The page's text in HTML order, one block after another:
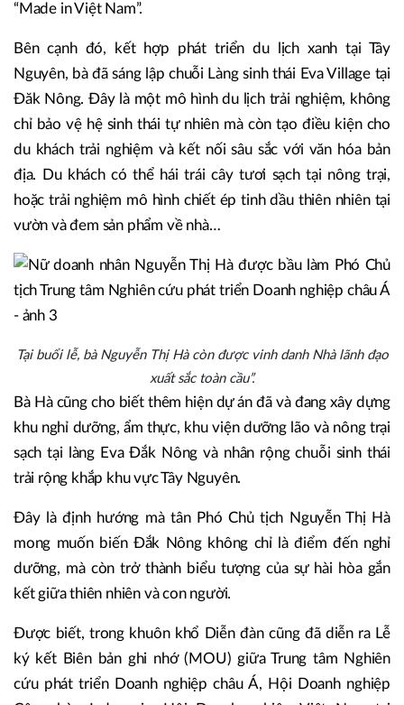
“Made in Việt Nam”.
Bên cạnh đó, kết hợp phát triển du lịch xanh tại Tây
Nguyên, bà đã sáng lập chuỗi Làng sinh thái Eva Village tại
Đăk Nông. Đây là một mô hình du lịch trải nghiệm, không
chỉ bảo vệ hệ sinh thái tự nhiên mà còn tạo điều kiện cho
du khách trải nghiệm và kết nối sâu sắc với văn hóa bản
địa. Du khách có thể hái trái cây tươi sạch tại nông trại,
hoặc trải nghiệm mô hình chiết ép tinh dầu thiên nhiên tại
vườn và đem sản phẩm về nhà…
Tại buổi lễ, bà Nguyễn Thị Hà còn được vinh danh Nhà lãnh đạo
xuất sắc toàn cầu”.
Bà Hà cũng cho biết thêm hiện dự án đã và đang xây dựng
khu nghỉ dưỡng, ẩm thực, khu viện dưỡng lão và nông trại
sạch tại làng Eva Đắk Nông và nhân rộng chuỗi sinh thái
trải rộng khắp khu vực Tây Nguyên.
Đây là định hướng mà tân Phó Chủ tịch Nguyễn Thị Hà
mong muốn biến Đắk Nông không chỉ là điểm đến nghỉ
dưỡng, mà còn trở thành biểu tượng của sự hài hòa gắn
kết giữa thiên nhiên và con người.
Được biết, trong khuôn khổ Diễn đàn cũng đã diễn ra Lễ
ký kết Biên bản ghi nhớ (MOU) giữa Trung tâm Nghiên
cứu phát triển Doanh nghiệp châu Á, Hội Doanh nghiệp